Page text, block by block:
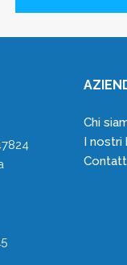
Chi
I nostri